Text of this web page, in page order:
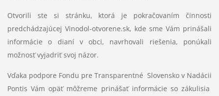
Otvorili ste si stránku, ktorá je pokračovaním činnosti
predchádzajúcej Vinodol-otvorene.sk, kde sme Vám prinášali
informácie o dianí v obci, navrhovali riešenia, ponúkali
možnosť vyjadriť svoj názor.
Vďaka podpore Fondu pre Transparentné Slovensko v Nadácii
Pontis Vám opäť môžreme prinášať informácie so zákulisia